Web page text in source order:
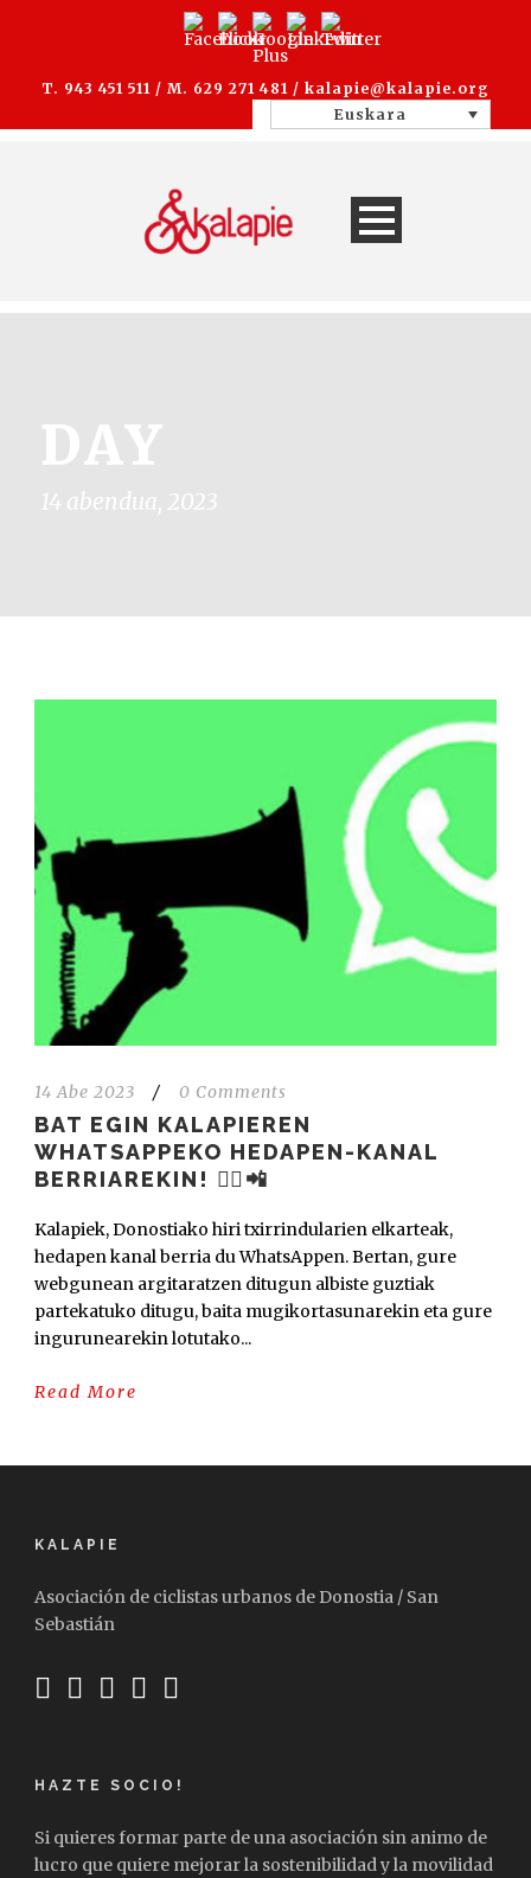
T. 943 451 511 / M. 629 271 481 / kalapie@kalapie.org
Euskara
DAY
14 abendua, 2023
14 Abe 2023 / 0 Comments
BAT EGIN KALAPIEREN
WHATSAPPEKO HEDAPEN-KANAL
BERRIAREKIN! 🚴‍♂️📲
Kalapiek, Donostiako hiri txirrindularien elkarteak,
hedapen kanal berria du WhatsAppen. Bertan, gure
webgunean argitaratzen ditugun albiste guztiak
partekatuko ditugu, baita mugikortasunarekin eta gure
ingurunearekin lotutako...
Read More
KALAPIE
Asociación de ciclistas urbanos de Donostia / San
Sebastián
HAZTE SOCIO!
Si quieres formar parte de una asociación sin animo de
lucro que quiere mejorar la sostenibilidad y la movilidad